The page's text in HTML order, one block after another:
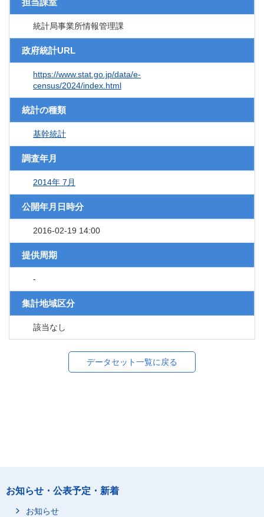
担当課室
統計局事業所情報管理課
政府統計URL
https://www.stat.go.jp/data/e-
census/2024/index.html
統計の種類
基幹統計
調査年月
2014年 7月
公開年月日時分
2016-02-19 14:00
提供周期
-
集計地域区分
該当なし
データセット一覧に戻る
お知らせ・公表予定・新着
お知らせ